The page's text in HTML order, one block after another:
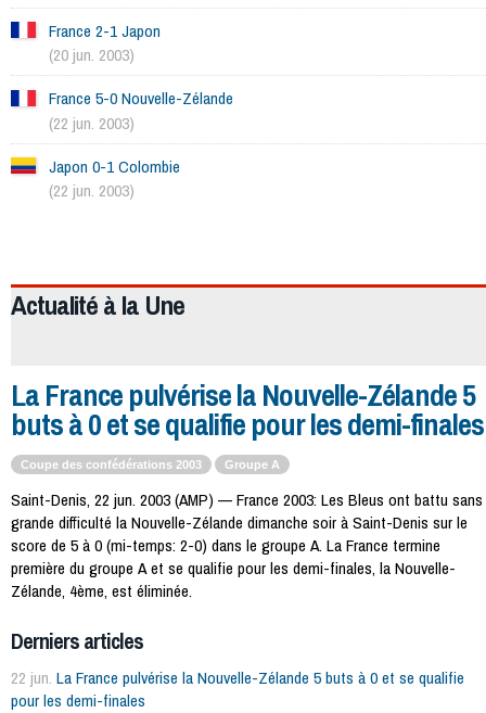
France 2-1 Japon
(20 jun. 2003)
France 5-0 Nouvelle-Zélande
(22 jun. 2003)
Japon 0-1 Colombie
(22 jun. 2003)
Actualité à la Une
La France pulvérise la Nouvelle-Zélande 5
buts à 0 et se qualifie pour les demi-finales
Coupe des confédérations 2003 Groupe A
Saint-Denis, 22 jun. 2003 (AMP) — France 2003: Les Bleus ont battu sans
grande difficulté la Nouvelle-Zélande dimanche soir à Saint-Denis sur le
score de 5 à 0 (mi-temps: 2-0) dans le groupe A. La France termine
première du groupe A et se qualifie pour les demi-finales, la Nouvelle-
Zélande, 4ème, est éliminée.
Derniers articles
22 jun. La France pulvérise la Nouvelle-Zélande 5 buts à 0 et se qualifie
pour les demi-finales